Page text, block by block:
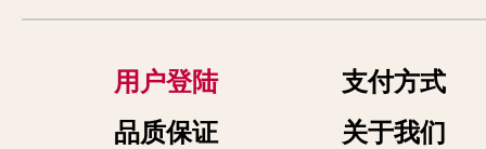
用户登陆
支付方式
品质保证
关于我们